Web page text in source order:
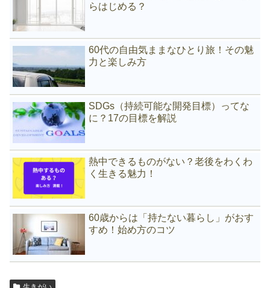
らはじめる？
60代の自由気ままなひとり旅！その魅
力と楽しみ方
SDGs（持続可能な開発目標）ってな
に？17の目標を解説
熱中できるものがない？老後をわくわ
く生きる魅力！
60歳からは「持たない暮らし」がおす
すめ！始め方のコツ